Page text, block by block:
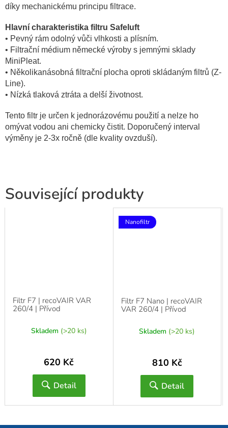
Související produkty
Filtr F7 | recoVAIR VAR
260/4 | Přívod
Skladem (>20 ks)
620 Kč
Detail
Nanofiltr
Filtr F7 Nano | recoVAIR
VAR 260/4 | Přívod
Skladem (>20 ks)
810 Kč
Detail
díky mechanickému principu filtrace.
Hlavní charakteristika filtru Safeluft
• Pevný rám odolný vůči vlhkosti a plísním.
• Filtrační médium německé výroby s jemnými sklady
MiniPleat.
• Několikanásobná filtrační plocha oproti skládaným filtrů (Z-
Line).
• Nízká tlaková ztráta a delší životnost.
Tento filtr je určen k jednorázovému použití a nelze ho
omývat vodou ani chemicky čistit. Doporučený interval
výměny je 2-3x ročně (dle kvality ovzduší).